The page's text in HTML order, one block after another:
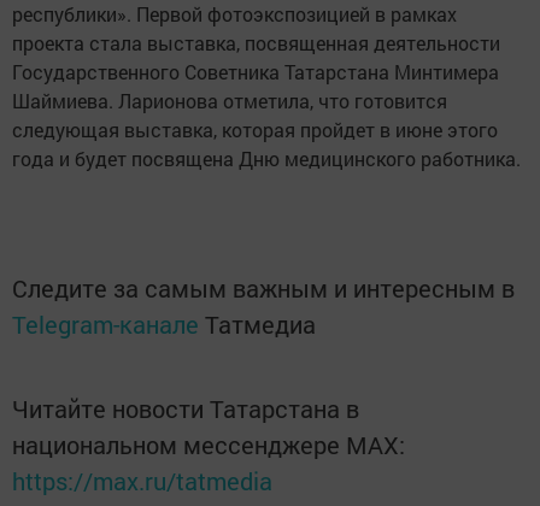
республики». Первой фотоэкспозицией в рамках
проекта стала выставка, посвященная деятельности
Государственного Советника Татарстана Минтимера
Шаймиева. Ларионова отметила, что готовится
следующая выставка, которая пройдет в июне этого
года и будет посвящена Дню медицинского работника.
Следите за самым важным и интересным в
Telegram-канале Татмедиа
Читайте новости Татарстана в
национальном мессенджере MАХ:
https://max.ru/tatmedia